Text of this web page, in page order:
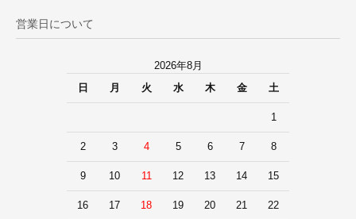
営業日について
2026年8月
日
月 火 水 木 金 土
1
2 3 4 5 6 7 8
9 10 11 12 13 14 15
16 17 18 19 20 21 22